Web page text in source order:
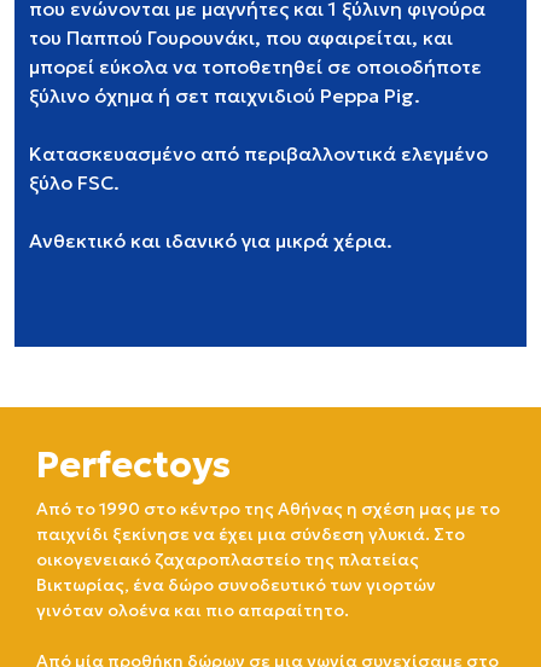
που ενώνονται με μαγνήτες και 1 ξύλινη φιγούρα
του Παππού Γουρουνάκι, που αφαιρείται, και
μπορεί εύκολα να τοποθετηθεί σε οποιοδήποτε
ξύλινο όχημα ή σετ παιχνιδιού Peppa Pig.
Κατασκευασμένο από περιβαλλοντικά ελεγμένο
ξύλο FSC.
Ανθεκτικό και ιδανικό για μικρά χέρια.
Perfectoys
Από το 1990 στο κέντρο της Αθήνας η σχέση μας με το
παιχνίδι ξεκίνησε να έχει μια σύνδεση γλυκιά. Στο
οικογενειακό ζαχαροπλαστείο της πλατείας
Βικτωρίας, ένα δώρο συνοδευτικό των γιορτών
γινόταν ολοένα και πιο απαραίτητο.
Από μία προθήκη δώρων σε μια γωνία συνεχίσαμε στο